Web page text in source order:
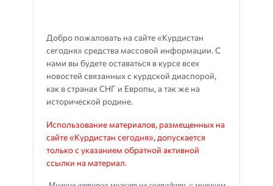
Добро пожаловать на сайте «Курдистан
сегодня» средства массовой информации. С
нами вы будете оставаться в курсе всех
новостей связанных с курдской диаспорой,
как в странах СНГ и Европы, а так же на
исторической родине.
Использование материалов, размещенных на
сайте «Курдистан сегодня», допускается
только с указанием обратной активной
ссылки на материал.